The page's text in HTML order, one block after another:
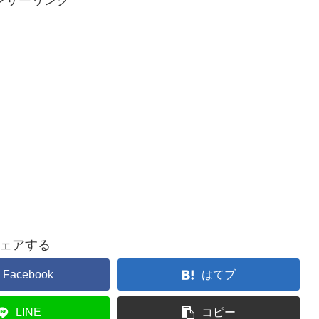
アする
Facebook はてブ
LINE コピー